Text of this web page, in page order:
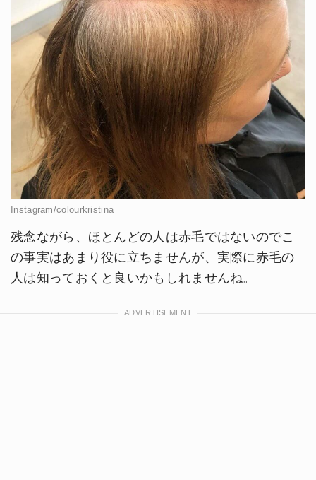
Instagram/colourkristina
残念ながら、ほとんどの人は赤毛ではないのでこ
の事実はあまり役に立ちませんが、実際に赤毛の
人は知っておくと良いかもしれませんね。